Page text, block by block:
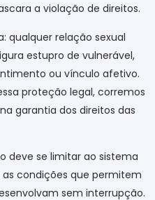
a violação de direitos.
qualquer relação sexual
estupro de vulnerável,
ou vínculo afetivo.
proteção legal, corremos
garantia dos direitos das
deve se limitar ao sistema
as condições que permitem
sem interrupção.